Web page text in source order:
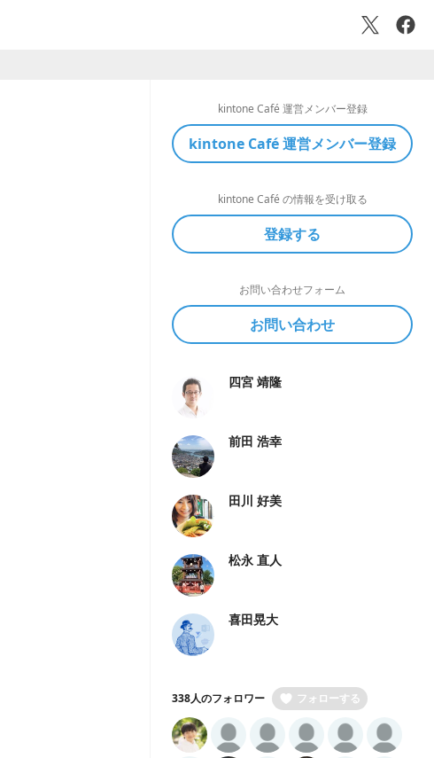
kintone Café 運営メンバー登録
kintone Café 運営メンバー登録
kintone Café の情報を受け取る
登録する
お問い合わせフォーム
お問い合わせ
四宮 靖隆
前田 浩幸
田川 好美
松永 直人
喜田晃大
338人のフォロワー フォローする